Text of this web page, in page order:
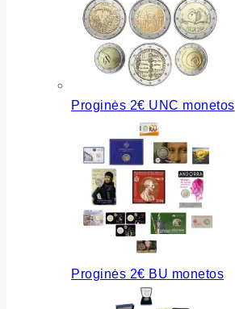
Proginės 2€ UNC monetos
Proginės 2€ BU monetos